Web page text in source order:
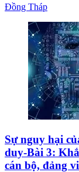
Đồng Tháp
Sự nguy hại
duy-Bài 3:
cán bộ, đảng